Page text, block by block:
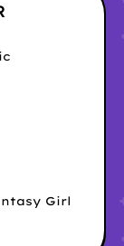
Girl